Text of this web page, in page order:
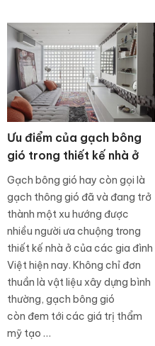
Ưu điểm của gạch bông
gió trong thiết kế nhà ở
Gạch bông gió hay còn gọi là
gạch thông gió đã và đang trở
thành một xu hướng được
nhiều người ưa chuộng trong
thiết kế nhà ở của các gia đình
Việt hiện nay. Không chỉ đơn
thuần là vật liệu xây dựng bình
thường, gạch bông gió
còn đem tới các giá trị thẩm
mỹ tạo …